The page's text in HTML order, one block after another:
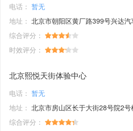
电话： 暂无
地址： 北京市朝阳区黄厂路399号兴达
综合评分：
时效评分：
北京熙悦天街体验中心
电话： 暂无
地址： 北京市房山区长于大街28号院2
综合评分：